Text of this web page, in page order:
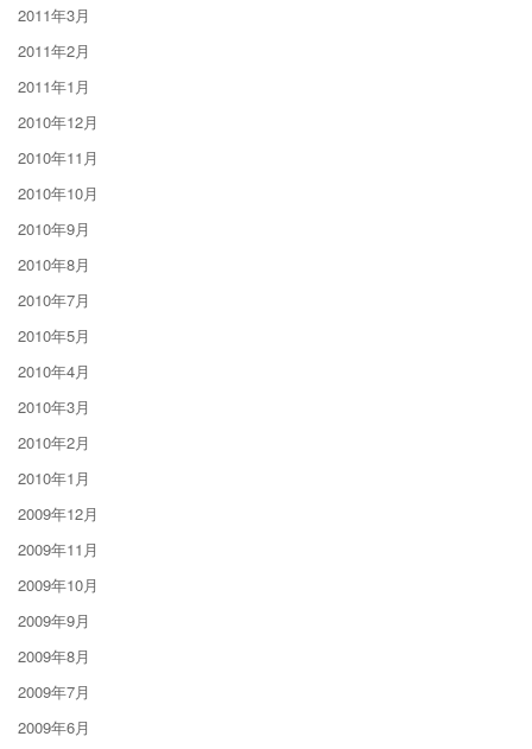
2011年3月
2011年2月
2011年1月
2010年12月
2010年11月
2010年10月
2010年9月
2010年8月
2010年7月
2010年5月
2010年4月
2010年3月
2010年2月
2010年1月
2009年12月
2009年11月
2009年10月
2009年9月
2009年8月
2009年7月
2009年6月